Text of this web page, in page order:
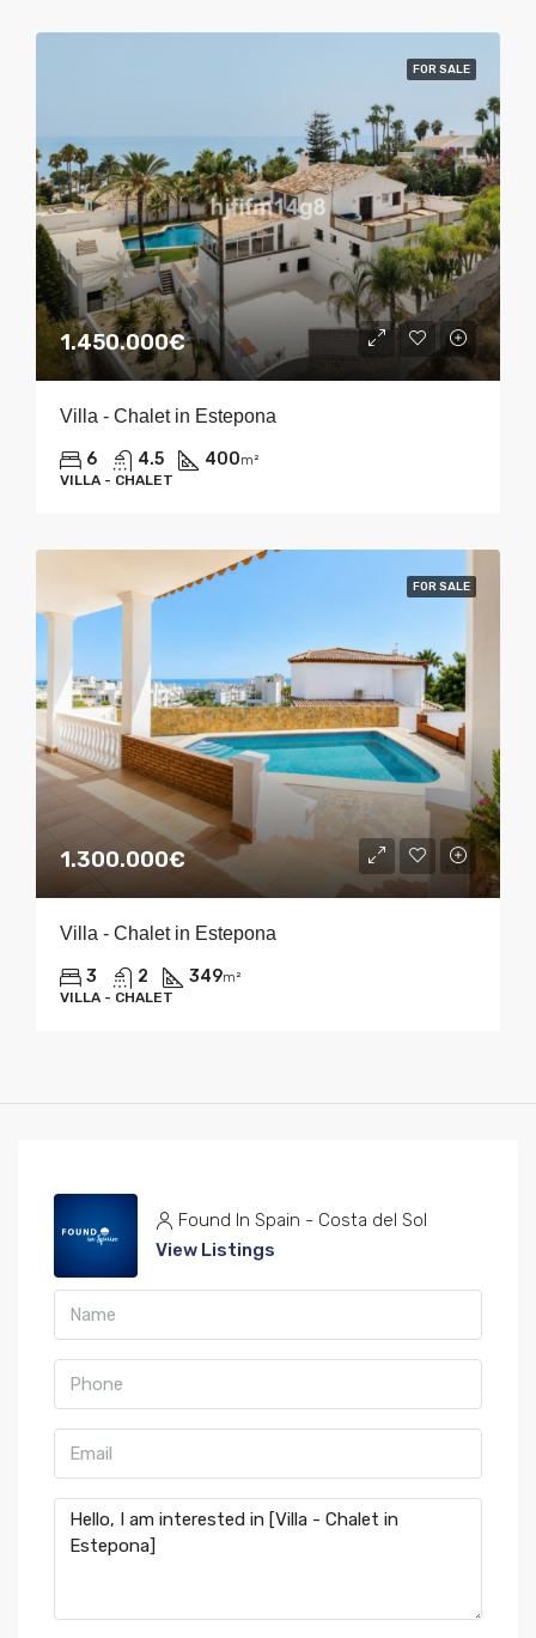
FOR SALE
1.450.000€
Villa - Chalet in Estepona
6 4.5 400m²
VILLA - CHALET
FOR SALE
1.300.000€
Villa - Chalet in Estepona
3 2 349m²
VILLA - CHALET
Found In Spain - Costa del Sol
View Listings